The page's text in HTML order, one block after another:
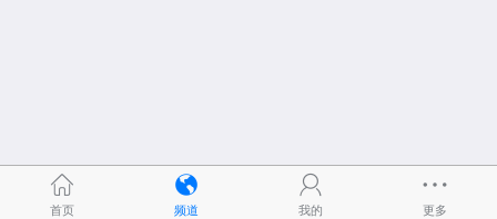
首页 频道 我的 更多